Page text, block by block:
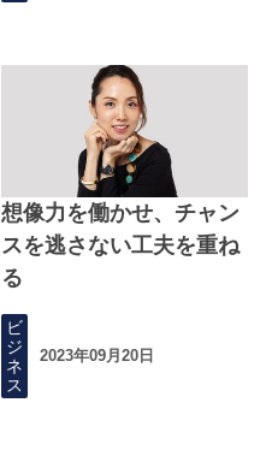
想像力を働かせ、チャン
スを逃さない工夫を重ね
る
ビ
ジ
ネ
ス
2023年09月20日